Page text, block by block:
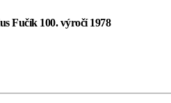
Fučík 100. výročí 1978